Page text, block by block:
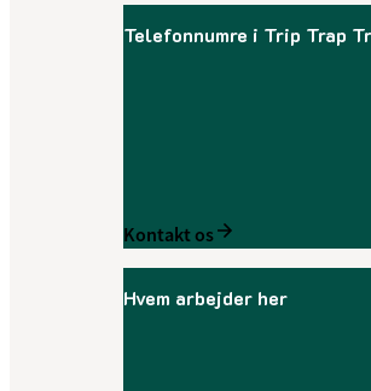
Telefonnumre i Trip Trap
Kontakt os
Hvem arbejder her